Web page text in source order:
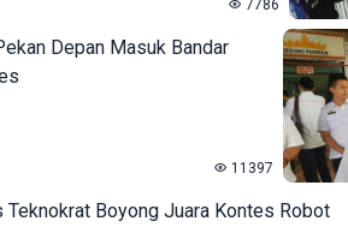
7786
Depan Masuk Bandar
11397
Boyong Juara Kontes Robot